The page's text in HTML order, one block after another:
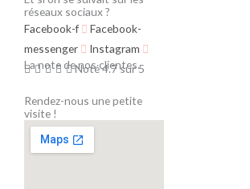
réseaux sociaux ?
Facebook-f
Facebook-
messenger
Instagram
La note de nos clientes.
    Noté 4.7 sur 5
Rendez-nous une petite
visite !